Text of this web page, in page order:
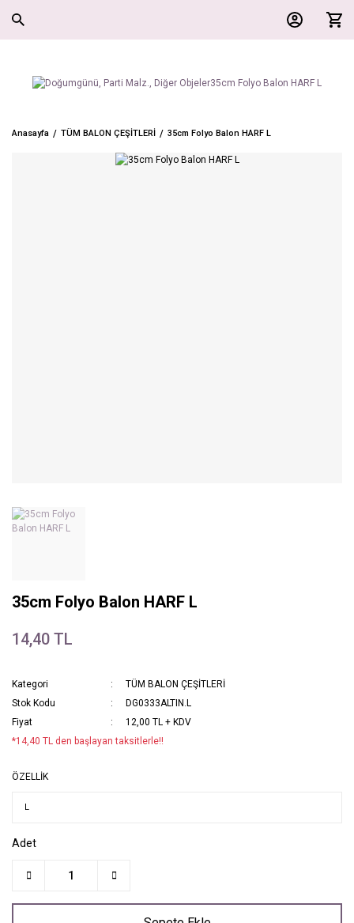
Anasayfa TÜM BALON ÇEŞİTLERİ 35cm Folyo Balon HARF L
35cm Folyo Balon HARF L
14,40 TL
Kategori
TÜM BALON ÇEŞİTLERİ
Stok Kodu
DG0333ALTIN.L
Fiyat
12,00 TL + KDV
*14,40 TL den başlayan taksitlerle!!
ÖZELLİK
Adet